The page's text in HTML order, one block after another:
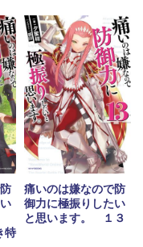
特
痛いのは嫌なので防
御力に極振りしたい
と思います。 １３